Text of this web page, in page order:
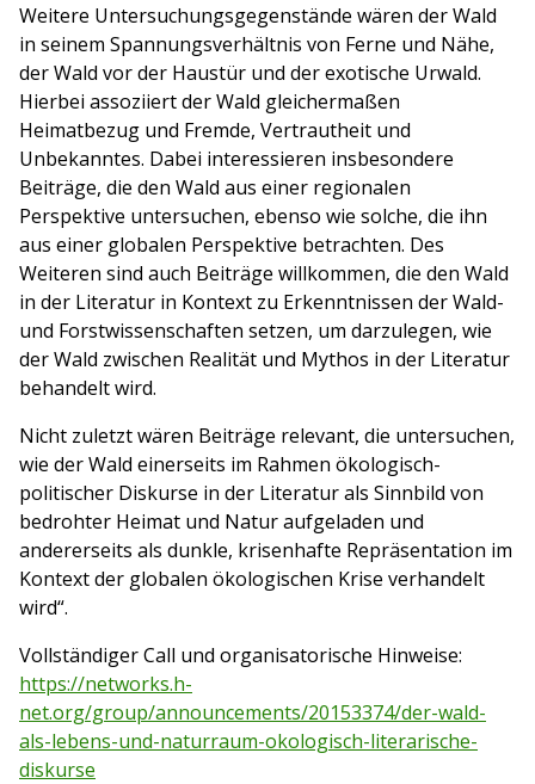
Weitere Untersuchungsgegenstände wären der Wald
in seinem Spannungsverhältnis von Ferne und Nähe,
der Wald vor der Haustür und der exotische Urwald.
Hierbei assoziiert der Wald gleichermaßen
Heimatbezug und Fremde, Vertrautheit und
Unbekanntes. Dabei interessieren insbesondere
Beiträge, die den Wald aus einer regionalen
Perspektive untersuchen, ebenso wie solche, die ihn
aus einer globalen Perspektive betrachten. Des
Weiteren sind auch Beiträge willkommen, die den Wald
in der Literatur in Kontext zu Erkenntnissen der Wald-
und Forstwissenschaften setzen, um darzulegen, wie
der Wald zwischen Realität und Mythos in der Literatur
behandelt wird.
Nicht zuletzt wären Beiträge relevant, die untersuchen,
wie der Wald einerseits im Rahmen ökologisch-
politischer Diskurse in der Literatur als Sinnbild von
bedrohter Heimat und Natur aufgeladen und
andererseits als dunkle, krisenhafte Repräsentation im
Kontext der globalen ökologischen Krise verhandelt
wird“.
Vollständiger Call und organisatorische Hinweise:
https://networks.h-
net.org/group/announcements/20153374/der-wald-
als-lebens-und-naturraum-okologisch-literarische-
diskurse